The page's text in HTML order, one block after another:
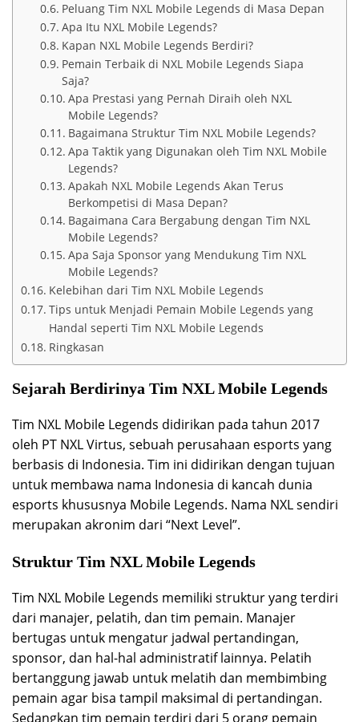
Peluang Tim NXL Mobile Legends di Masa Depan
Apa Itu NXL Mobile Legends?
Kapan NXL Mobile Legends Berdiri?
Pemain Terbaik di NXL Mobile Legends Siapa
Saja?
Apa Prestasi yang Pernah Diraih oleh NXL
Mobile Legends?
Bagaimana Struktur Tim NXL Mobile Legends?
Apa Taktik yang Digunakan oleh Tim NXL Mobile
Legends?
Apakah NXL Mobile Legends Akan Terus
Berkompetisi di Masa Depan?
Bagaimana Cara Bergabung dengan Tim NXL
Mobile Legends?
Apa Saja Sponsor yang Mendukung Tim NXL
Mobile Legends?
Kelebihan dari Tim NXL Mobile Legends
Tips untuk Menjadi Pemain Mobile Legends yang
Handal seperti Tim NXL Mobile Legends
Ringkasan
Sejarah Berdirinya Tim NXL Mobile Legends
Tim NXL Mobile Legends didirikan pada tahun 2017
oleh PT NXL Virtus, sebuah perusahaan esports yang
berbasis di Indonesia. Tim ini didirikan dengan tujuan
untuk membawa nama Indonesia di kancah dunia
esports khususnya Mobile Legends. Nama NXL sendiri
merupakan akronim dari “Next Level”.
Struktur Tim NXL Mobile Legends
Tim NXL Mobile Legends memiliki struktur yang terdiri
dari manajer, pelatih, dan tim pemain. Manajer
bertugas untuk mengatur jadwal pertandingan,
sponsor, dan hal-hal administratif lainnya. Pelatih
bertanggung jawab untuk melatih dan membimbing
pemain agar bisa tampil maksimal di pertandingan.
Sedangkan tim pemain terdiri dari 5 orang pemain